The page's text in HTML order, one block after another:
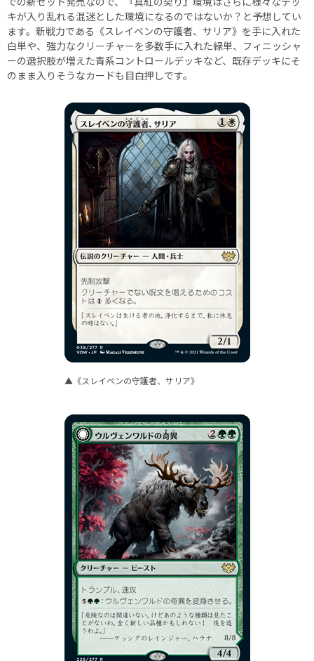
キが入り乱れる混迷とした環境になるのではないか？と予想してい
ます。新戦力である《スレイベンの守護者、サリア》を手に入れた
白単や、強力なクリーチャーを多数手に入れた緑単、フィニッシャ
ーの選択肢が増えた青系コントロールデッキなど、既存デッキにそ
のまま入りそうなカードも目白押しです。
▲《スレイベンの守護者、サリア》